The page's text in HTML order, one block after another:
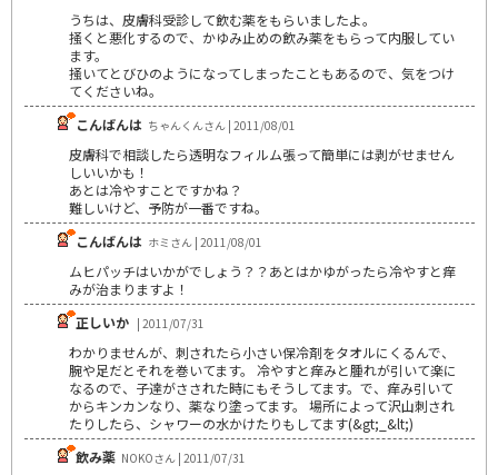
うちは、皮膚科受診して飲む薬をもらいましたよ。
掻くと悪化するので、かゆみ止めの飲み薬をもらって内服してい
ます。
掻いてとびひのようになってしまったこともあるので、気をつけ
てくださいね。
こんばんは ちゃんくんさん | 2011/08/01
皮膚科で相談したら透明なフィルム張って簡単には剥がせません
しいいかも！
あとは冷やすことですかね？
難しいけど、予防が一番ですね。
こんばんは ホミさん | 2011/08/01
ムヒパッチはいかがでしょう？？あとはかゆがったら冷やすと痒
みが治まりますよ！
正しいか | 2011/07/31
わかりませんが、刺されたら小さい保冷剤をタオルにくるんで、
腕や足だとそれを巻いてます。 冷やすと痒みと腫れが引いて楽に
なるので、子達がさされた時にもそうしてます。で、痒み引いて
からキンカンなり、薬なり塗ってます。 場所によって沢山刺され
たりしたら、シャワーの水かけたりもしてます(&gt;_&lt;)
飲み薬 NOKOさん | 2011/07/31